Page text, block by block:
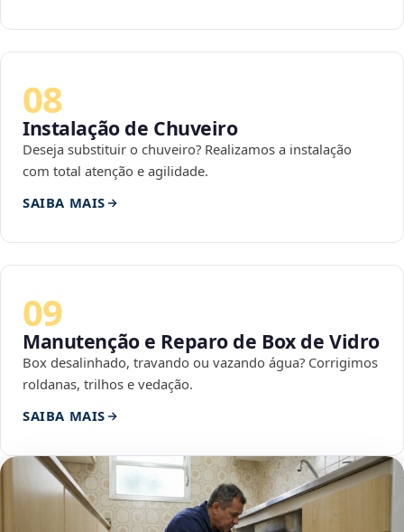
08
Instalação de Chuveiro
Deseja substituir o chuveiro? Realizamos a instalação
com total atenção e agilidade.
SAIBA MAIS
09
Manutenção e Reparo de Box de Vidro
Box desalinhado, travando ou vazando água? Corrigimos
roldanas, trilhos e vedação.
SAIBA MAIS